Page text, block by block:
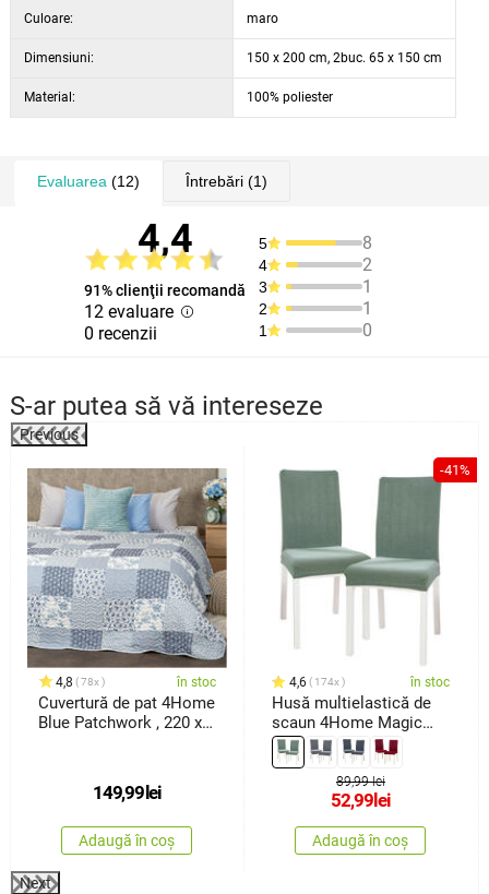
Culoare: maro
Dimensiuni: 150 x 200 cm, 2buc. 65 x 150 cm
Material: 100% poliester
Evaluarea (12) Întrebări(1)
4,4
91% clienţii recomandă
12 evaluare
0 recenzii
5 8
4 2
3 1
2 1
1 0
S-ar putea să vă intereseze
Previous
4,8 78x în stoc
Cuvertură de pat 4Home
Blue Patchwork , 220 x
149,99 lei
Adaugă în coș
-41%
4,6 174x în stoc
Husă multielastică de
scaun 4Home Magic
clean verde, 45 - 50 cm,
set 2 buc.
89,99 lei
52,99 lei
Adaugă în coș
Next